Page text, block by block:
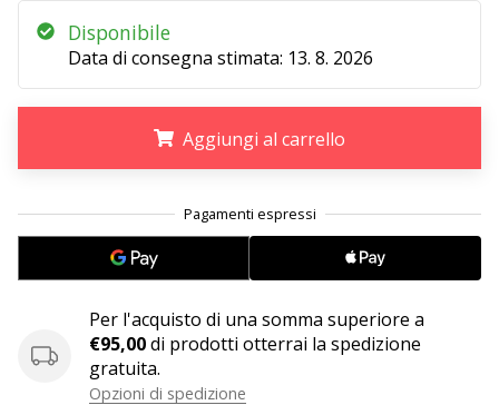
Tempo di lettura: 2 min.
Weplayvolleyball
affiliate
Hai
tuo
sito
personale,
blog,
pagina
Facebook
Disponibile
Data di consegna stimata: 13. 8. 2026
Aggiungi al carrello
Per l'acquisto di una somma superiore a
€95,00di prodotti otterrai la spedizione
gratuita.
Opzioni di spedizione